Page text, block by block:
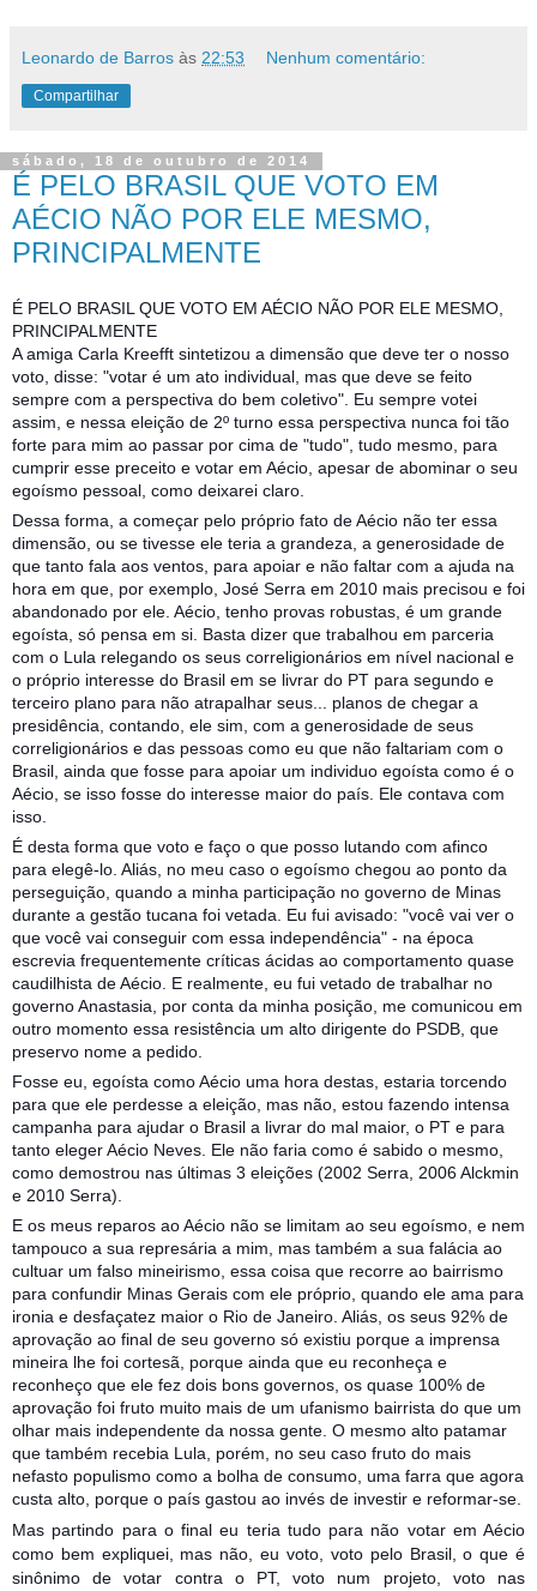
Leonardo de Barros às 22:53 Nenhum comentário:
Compartilhar
sábado, 18 de outubro de 2014
É PELO BRASIL QUE VOTO EM
AÉCIO NÃO POR ELE MESMO,
PRINCIPALMENTE
É PELO BRASIL QUE VOTO EM AÉCIO NÃO POR ELE MESMO,
PRINCIPALMENTE
A amiga Carla Kreefft sintetizou a dimensão que deve ter o nosso
voto, disse: "votar é um ato individual, mas que deve se feito
sempre com a perspectiva do bem coletivo". Eu sempre votei
assim, e nessa eleição de 2º turno essa perspectiva nunca foi tão
forte para mim ao passar por cima de "tudo", tudo mesmo, para
cumprir esse preceito e votar em Aécio, apesar de abominar o seu
egoísmo pessoal, como deixarei claro.
Dessa forma, a começar pelo próprio fato de Aécio não ter essa
dimensão, ou se tivesse ele teria a grandeza, a generosidade de
que tanto fala aos ventos, para apoiar e não faltar com a ajuda na
hora em que, por exemplo, José Serra em 2010 mais precisou e foi
abandonado por ele. Aécio, tenho provas robustas, é um grande
egoísta, só pensa em si. Basta dizer que trabalhou em parceria
com o Lula relegando os seus correligionários em nível nacional e
o próprio interesse do Brasil em se livrar do PT para segundo e
terceiro plano para não atrapalhar seus... planos de chegar a
presidência, contando, ele sim, com a generosidade de seus
correligionários e das pessoas como eu que não faltariam com o
Brasil, ainda que fosse para apoiar um individuo egoísta como é o
Aécio, se isso fosse do interesse maior do país. Ele contava com
isso.
É desta forma que voto e faço o que posso lutando com afinco
para elegê-lo. Aliás, no meu caso o egoísmo chegou ao ponto da
perseguição, quando a minha participação no governo de Minas
durante a gestão tucana foi vetada. Eu fui avisado: "você vai ver o
que você vai conseguir com essa independência" - na época
escrevia frequentemente críticas ácidas ao comportamento quase
caudilhista de Aécio. E realmente, eu fui vetado de trabalhar no
governo Anastasia, por conta da minha posição, me comunicou em
outro momento essa resistência um alto dirigente do PSDB, que
preservo nome a pedido.
Fosse eu, egoísta como Aécio uma hora destas, estaria torcendo
para que ele perdesse a eleição, mas não, estou fazendo intensa
campanha para ajudar o Brasil a livrar do mal maior, o PT e para
tanto eleger Aécio Neves. Ele não faria como é sabido o mesmo,
como demostrou nas últimas 3 eleições (2002 Serra, 2006 Alckmin
e 2010 Serra).
E os meus reparos ao Aécio não se limitam ao seu egoísmo, e nem
tampouco a sua represária a mim, mas também a sua falácia ao
cultuar um falso mineirismo, essa coisa que recorre ao bairrismo
para confundir Minas Gerais com ele próprio, quando ele ama para
ironia e desfaçatez maior o Rio de Janeiro. Aliás, os seus 92% de
aprovação ao final de seu governo só existiu porque a imprensa
mineira lhe foi cortesã, porque ainda que eu reconheça e
reconheço que ele fez dois bons governos, os quase 100% de
aprovação foi fruto muito mais de um ufanismo bairrista do que um
olhar mais independente da nossa gente. O mesmo alto patamar
que também recebia Lula, porém, no seu caso fruto do mais
nefasto populismo como a bolha de consumo, uma farra que agora
custa alto, porque o país gastou ao invés de investir e reformar-se.
Mas partindo para o final eu teria tudo para não votar em Aécio
como bem expliquei, mas não, eu voto, voto pelo Brasil, o que é
sinônimo de votar contra o PT, voto num projeto, voto nas